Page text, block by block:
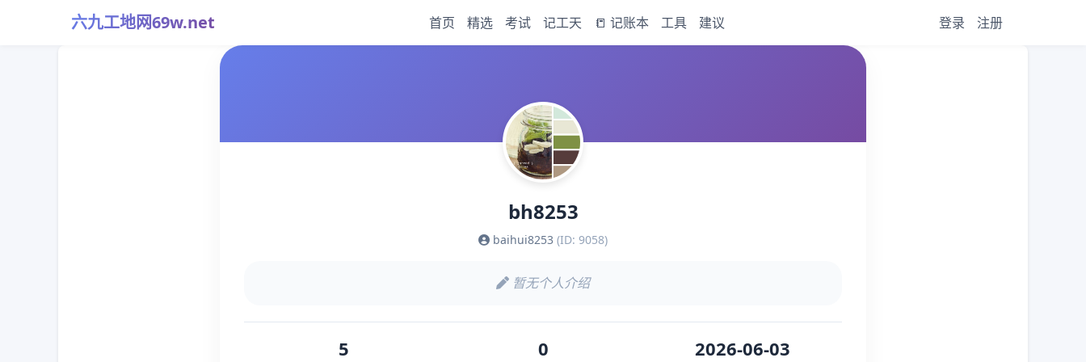
六九工地网69w.net 首页 精选 考试 记工天 📒 记账本 工具 建议 登录 注册
bh8253
baihui8253 (ID: 9058)
暂无个人介绍
5 0 2026-06-03